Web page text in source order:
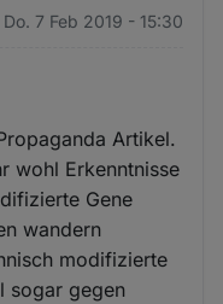
Do. 7 Feb 2019 - 15:30
Artikel.
wohl Erkenntnisse
Gene
wandern
modifizierte
sogar gegen